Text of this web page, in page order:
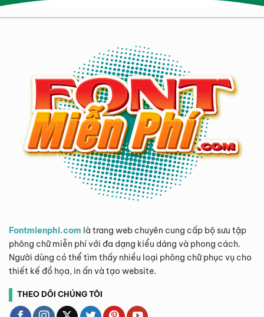
Fontmienphi.com là trang web chuyên cung cấp bộ sưu tập
phông chữ miễn phí với đa dạng kiểu dáng và phong cách.
Người dùng có thể tìm thấy nhiều loại phông chữ phục vụ cho
thiết kế đồ họa, in ấn và tạo website.
THEO DÕI CHÚNG TÔI